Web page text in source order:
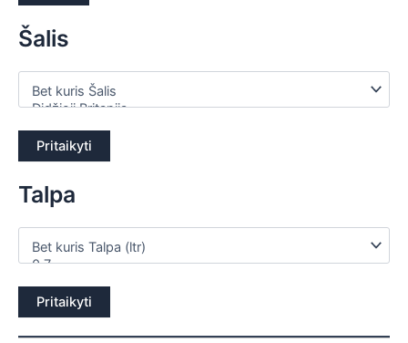
Šalis
Pritaikyti
Talpa
Pritaikyti